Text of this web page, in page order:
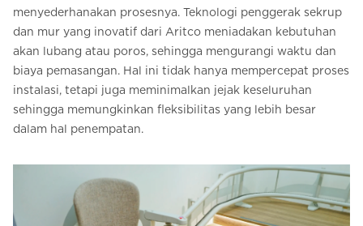
menyederhanakan prosesnya. Teknologi penggerak sekrup
dan mur yang inovatif dari Aritco meniadakan kebutuhan
akan lubang atau poros, sehingga mengurangi waktu dan
biaya pemasangan. Hal ini tidak hanya mempercepat proses
instalasi, tetapi juga meminimalkan jejak keseluruhan
sehingga memungkinkan fleksibilitas yang lebih besar
dalam hal penempatan.